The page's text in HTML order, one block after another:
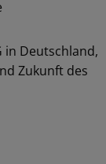
in Deutschland,
Zukunft des